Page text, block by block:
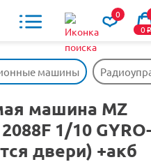
0
0o
машины
машина MZ
1/10
двери) +акб